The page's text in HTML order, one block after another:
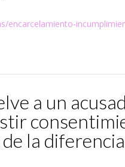
encarcelamiento-
a un
la